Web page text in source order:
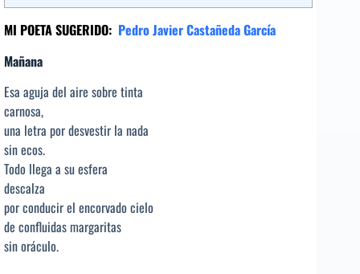
MI POETA SUGERIDO: Pedro Javier Castañeda García
Mañana
Esa aguja del aire sobre tinta
carnosa,
una letra por desvestir la nada
sin ecos.
Todo llega a su esfera
descalza
por conducir el encorvado cielo
de confluidas margaritas
sin oráculo.